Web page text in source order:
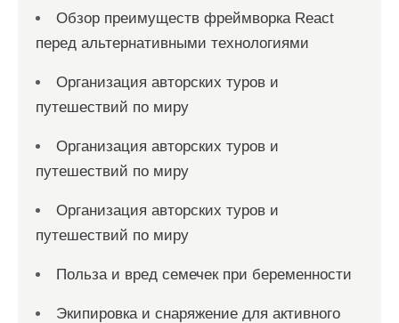
Обзор преимуществ фреймворка React
перед альтернативными технологиями
Организация авторских туров и
путешествий по миру
Организация авторских туров и
путешествий по миру
Организация авторских туров и
путешествий по миру
Польза и вред семечек при беременности
Экипировка и снаряжение для активного